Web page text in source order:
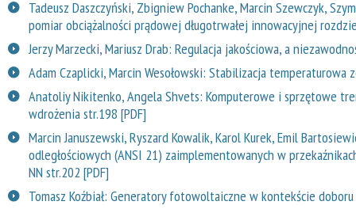
Tadeusz Daszczyński, Zbigniew Pochanke, Marcin Szewczyk,
pomiar obciążalności prądowej długotrwałej innowacyjnej
Jerzy Marzecki, Mariusz Drab: Regulacja jakościowa, a
Adam Czaplicki, Marcin Wesołowski: Stabilizacja
Anatoliy Nikitenko, Angela Shvets: Komputerowe i sprzętowe
wdrożenia str.198 [PDF]
Marcin Januszewski, Ryszard Kowalik, Karol Kurek, Emil
odległościowych (ANSI 21) zaimplementowanych w
NN str.202 [PDF]
Tomasz Koźbiał: Generatory fotowoltaiczne w kontekście